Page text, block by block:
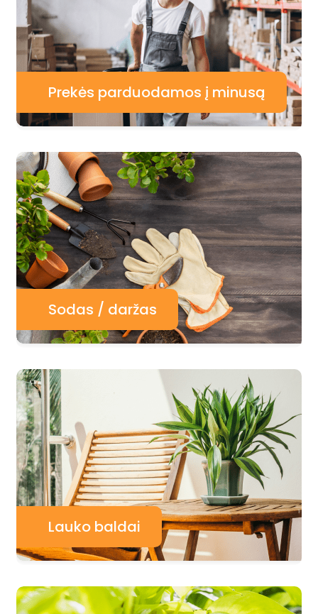
Prekės parduodamos į minusą
Sodas / daržas
Lauko baldai